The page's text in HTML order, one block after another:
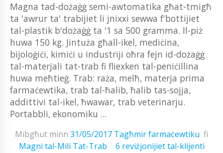
Magna tad-dożaġġ semi-awtomatika għat-tmigħ
ta 'awrur ta' trabijiet li jnixxi sewwa f'bottijiet
tal-plastik b'dożaġġ ta '1 sa 500 gramma. Il-piż
huwa 150 kg. Jintuża għall-ikel, mediċina,
bijoloġiċi, kimiċi u industriji oħra fejn id-dożaġġ
tal-materjali tat-trab fi fliexken tal-peniċillina
huwa meħtieġ. Trab: raża, melħ, materja prima
farmaċewtika, trab tal-ħalib, ħalib tas-sojja,
addittivi tal-ikel, ħwawar, trab veterinarju.
Portabbli, ekonomiku ...
Mibgħut minn 31/05/2017 Tagħmir farmaċewtiku fi
Magni tal-Mili Tat-Trab
6 reviżjonijiet tal-klijenti